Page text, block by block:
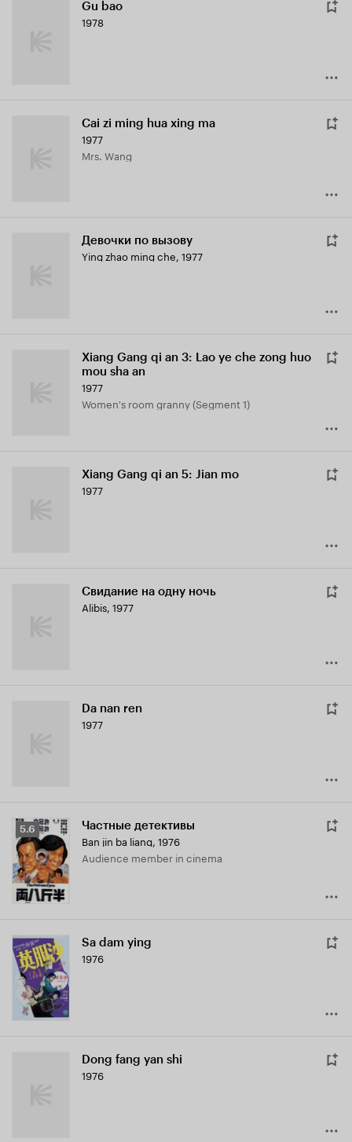
Gu bao
1978
Cai zi ming hua xing ma
1977
Mrs. Wang
Девочки по вызову
Ying zhao ming che, 1977
Xiang Gang qi an 3: Lao ye che zong huo
mou sha an
1977
Women's room granny (Segment 1)
Xiang Gang qi an 5: Jian mo
1977
Свидание на одну ночь
Alibis, 1977
Da nan ren
1977
Рейтинг
Кинопоиска
5.6
5.6 Частные детективы
Ban jin ba liang, 1976
Audience member in cinema
Sa dam ying
1976
Dong fang yan shi
1976